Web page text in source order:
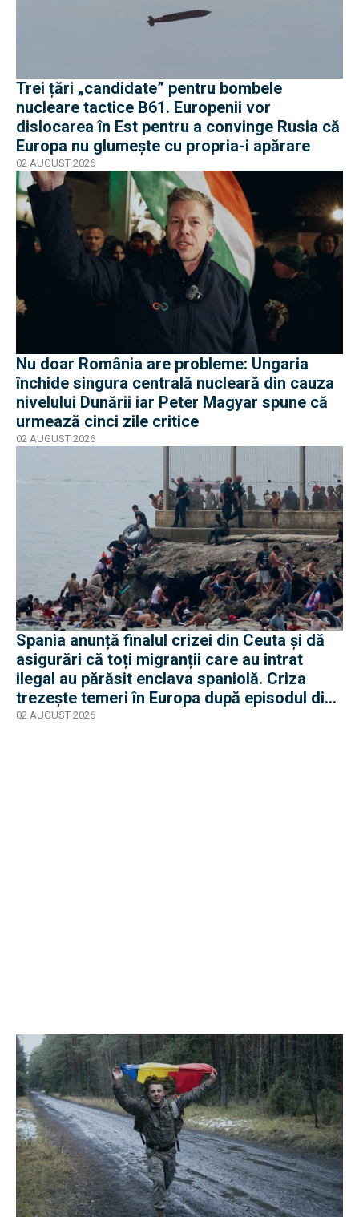
Trei țări „candidate” pentru bombele
nucleare tactice B61. Europenii vor
dislocarea în Est pentru a convinge Rusia că
Europa nu glumește cu propria-i apărare
02 AUGUST 2026
Nu doar România are probleme: Ungaria
închide singura centrală nucleară din cauza
nivelului Dunării iar Peter Magyar spune că
urmează cinci zile critice
02 AUGUST 2026
Spania anunță finalul crizei din Ceuta și dă
asigurări că toți migranții care au intrat
ilegal au părăsit enclava spaniolă. Criza
trezește temeri în Europa după episodul din
2015
02 AUGUST 2026